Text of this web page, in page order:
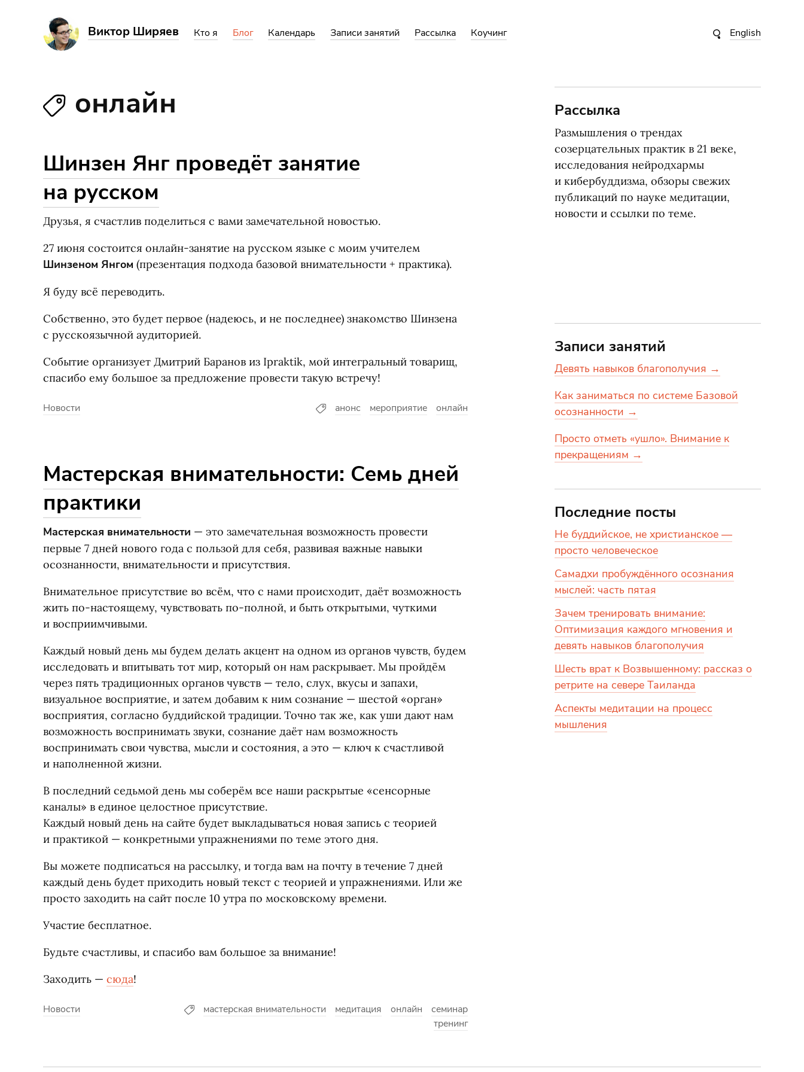
English
Виктор Ширяев Кто я Блог Календарь Записи занятий Рассылка Коучинг
онлайн
Шинзен Янг проведёт занятие
на русском
Друзья, я счастлив поделиться с вами замечательной новостью.
27 июня состоится онлайн-занятие на русском языке с моим учителем
Шинзеном Янгом (презентация подхода базовой внимательности + практика).
Я буду всё переводить.
Собственно, это будет первое (надеюсь, и не последнее) знакомство Шинзена
с русскоязычной аудиторией.
Событие организует Дмитрий Баранов из Ipraktik, мой интегральный товарищ,
спасибо ему большое за предложение провести такую встречу!
Новости анонс мероприятие онлайн
Мастерская внимательности: Семь дней
практики
Мастерская внимательности — это замечательная возможность провести
первые 7 дней нового года с пользой для себя, развивая важные навыки
осознанности, внимательности и присутствия.
Внимательное присутствие во всём, что с нами происходит, даёт возможность
жить по-настоящему, чувствовать по-полной, и быть открытыми, чуткими
и восприимчивыми.
Каждый новый день мы будем делать акцент на одном из органов чувств, будем
исследовать и впитывать тот мир, который он нам раскрывает. Мы пройдём
через пять традиционных органов чувств — тело, слух, вкусы и запахи,
визуальное восприятие, и затем добавим к ним сознание — шестой «орган»
восприятия, согласно буддийской традиции. Точно так же, как уши дают нам
возможность воспринимать звуки, сознание даёт нам возможность
воспринимать свои чувства, мысли и состояния, а это — ключ к счастливой
и наполненной жизни.
В последний седьмой день мы соберём все наши раскрытые «сенсорные
каналы» в единое целостное присутствие.
Каждый новый день на сайте будет выкладываться новая запись с теорией
и практикой — конкретными упражнениями по теме этого дня.
Вы можете подписаться на рассылку, и тогда вам на почту в течение 7 дней
каждый день будет приходить новый текст с теорией и упражнениями. Или же
просто заходить на сайт после 10 утра по московскому времени.
Участие бесплатное.
Будьте счастливы, и спасибо вам большое за внимание!
Заходить — сюда!
Новости мастерская внимательности медитация онлайн
семинар
тренинг
Рассылка
Размышления о трендах
созерцательных практик в 21 веке,
исследования нейродхармы
и кибербуддизма, обзоры свежих
публикаций по науке медитации,
новости и ссылки по теме.
Записи занятий
Девять навыков благополучия →
Как заниматься по системе Базовой
осознанности →
Просто отметь «ушло». Внимание к
прекращениям →
Последние посты
Не буддийское, не христианское —
просто человеческое
Самадхи пробуждённого осознания
мыслей: часть пятая
Зачем тренировать внимание:
Оптимизация каждого мгновения и
девять навыков благополучия
Шесть врат к Возвышенному: рассказ о
ретрите на севере Таиланда
Аспекты медитации на процесс
мышления